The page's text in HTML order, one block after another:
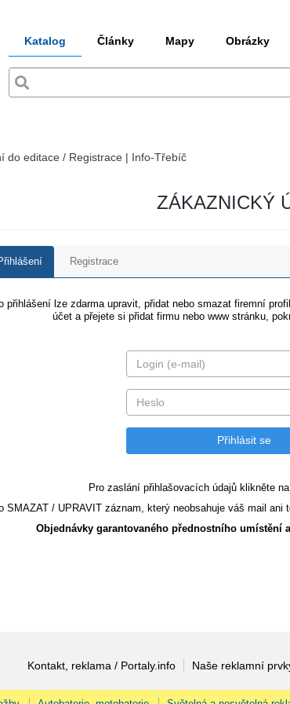
Katalog Články Mapy Obrázky
do editace / Registrace | Info-Třebíč
ZÁKAZNICKÝ
Registrace
přihlášení lze zdarma upravit, přidat nebo smazat firemní
účet a přejete si přidat firmu nebo www stránku,
Pro zaslání přihlašovacích údajů klikněte na
SMAZAT / UPRAVIT záznam, který neobsahuje váš mail
Objednávky garantovaného přednostního umístění
Kontakt, reklama / Portaly.info Naše reklamní